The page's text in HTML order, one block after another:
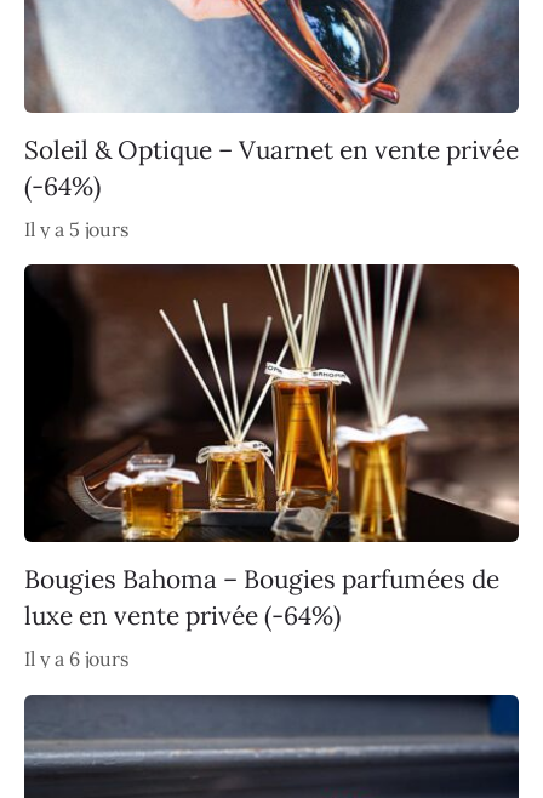
Soleil & Optique – Vuarnet en vente privée
(-64%)
Il y a 5 jours
Bougies Bahoma – Bougies parfumées de
luxe en vente privée (-64%)
Il y a 6 jours